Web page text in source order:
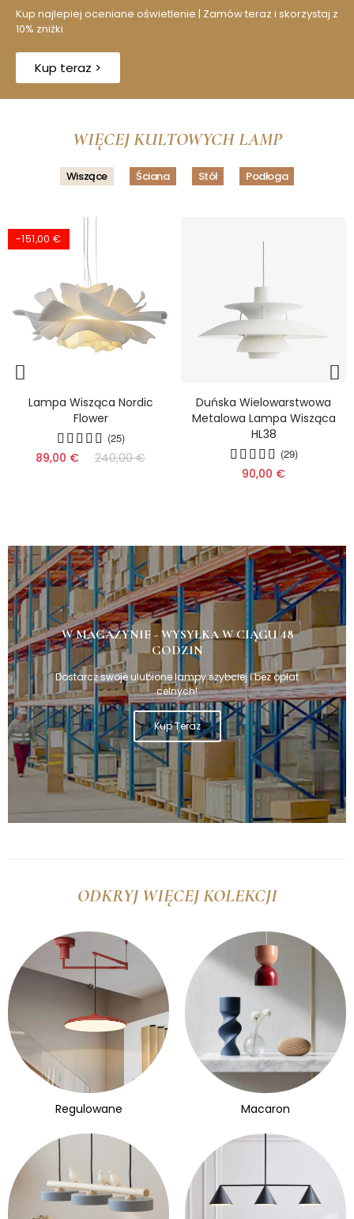
Kup najlepiej oceniane oświetlenie | Zamów teraz i skorzystaj z
10% zniżki
Kup teraz >
WIĘCEJ KULTOWYCH LAMP
Wiszące Ściana Stół Podłoga
Duńska Wielowarstwowa
Metalowa Lampa Wisząca
HL38
(29)
Nowy Styl Modny Długi
Żyrandol W Kształcie Ptaka
HL742
(13)
209,00 € 299,00 €
W MAGAZYNIE - WYSYŁKA W CIĄGU 48
GODZIN
Dostarcz swoje ulubione lampy szybciej i bez opłat
celnych!
Kup Teraz
ODKRYJ WIĘCEJ KOLEKCJI
Regulowane Macaron